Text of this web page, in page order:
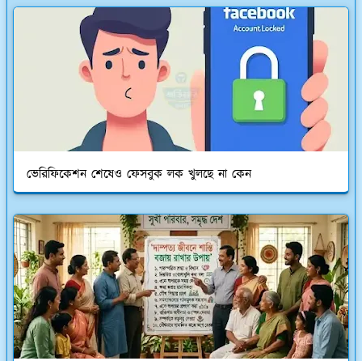
ভেরিফিকেশন শেষেও ফেসবুক লক খুলছে না কেন